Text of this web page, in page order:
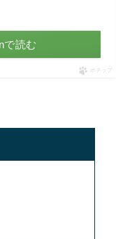
で読む
ポチップ